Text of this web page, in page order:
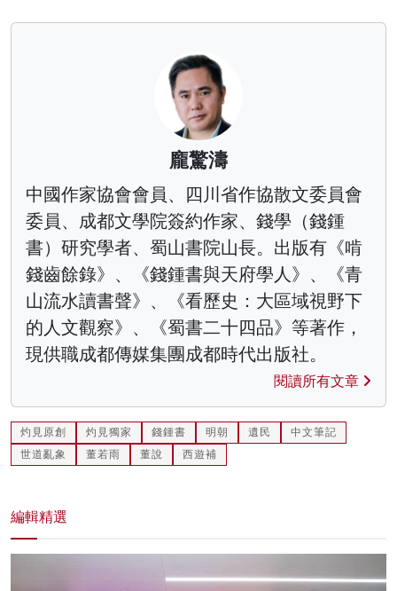
龐驚濤
中國作家協會會員、四川省作協散文委員會
委員、成都文學院簽約作家、錢學（錢鍾
書）研究學者、蜀山書院山長。出版有《啃
錢齒餘錄》、《錢鍾書與天府學人》、《青
山流水讀書聲》、《看歷史：大區域視野下
的人文觀察》、《蜀書二十四品》等著作，
現供職成都傳媒集團成都時代出版社。
閱讀所有文章
灼見原創 灼見獨家 錢鍾書 明朝 遺民
中文筆記
世道亂象
董若雨 董說 西遊補
編輯精選